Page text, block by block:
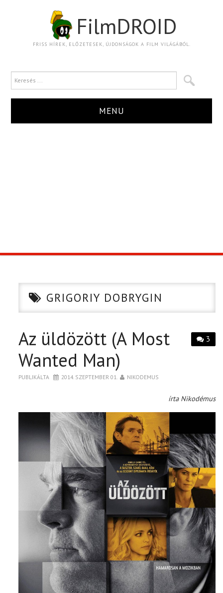
FilmDROID
FRISS HÍREK, ELŐZETESEK, ÚJDONSÁGOK A FILM VILÁGÁBÓL.
MENU
CIKK
PÓLÓ RENDELÉS
GRIGORIY DOBRYGIN
3
Az üldözött (A Most
Wanted Man)
PUBLIKÁLTA 2014. SZEPTEMBER 01. NIKODEMUS
írta Nikodémus